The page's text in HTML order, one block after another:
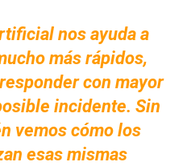
nos ayuda a
más rápidos,
con mayor
incidente. Sin
vemos cómo los
esas mismas